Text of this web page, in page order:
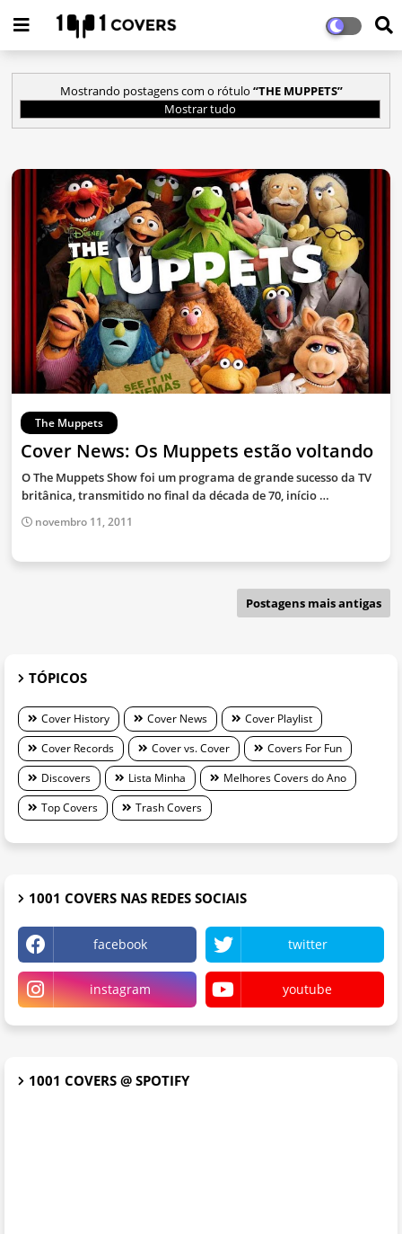
Mostrando postagens com o rótulo THE MUPPETS
Mostrar tudo
The Muppets
Cover News: Os Muppets estão voltando
O The Muppets Show foi um programa de grande sucesso da TV
britânica, transmitido no final da década de 70, início …
novembro 11, 2011
Postagens mais antigas
TÓPICOS
Cover History Cover News
Cover Playlist
Cover Records
Cover vs. Cover
Covers For Fun
Discovers
Lista Minha
Melhores Covers do Ano
Top Covers
Trash Covers
1001 COVERS NAS REDES SOCIAIS
facebook twitter
instagram youtube
1001 COVERS @ SPOTIFY